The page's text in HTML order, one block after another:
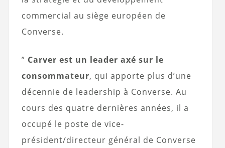
commercial au siège européen de
Converse.
” Carver est un leader axé sur le
consommateur, qui apporte plus d’une
décennie de leadership à Converse. Au
cours des quatre dernières années, il a
occupé le poste de vice-
président/directeur général de Converse